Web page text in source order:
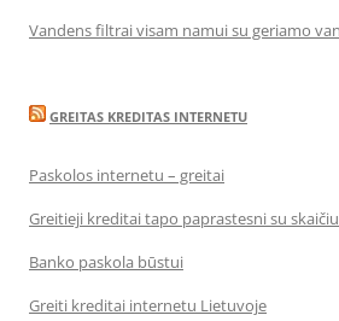
Vandens filtrai visam namui su geriamo
GREITAS KREDITAS INTERNETU
Paskolos internetu – greitai
Greitieji kreditai tapo paprastesni su
Banko paskola būstui
Greiti kreditai internetu Lietuvoje